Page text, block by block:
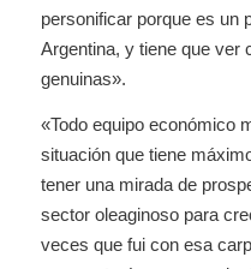
personificar porque es un
Argentina, y tiene que ver
genuinas».
«Todo equipo económico
situación que tiene
tener una mirada de
sector oleaginoso para
veces que fui con esa